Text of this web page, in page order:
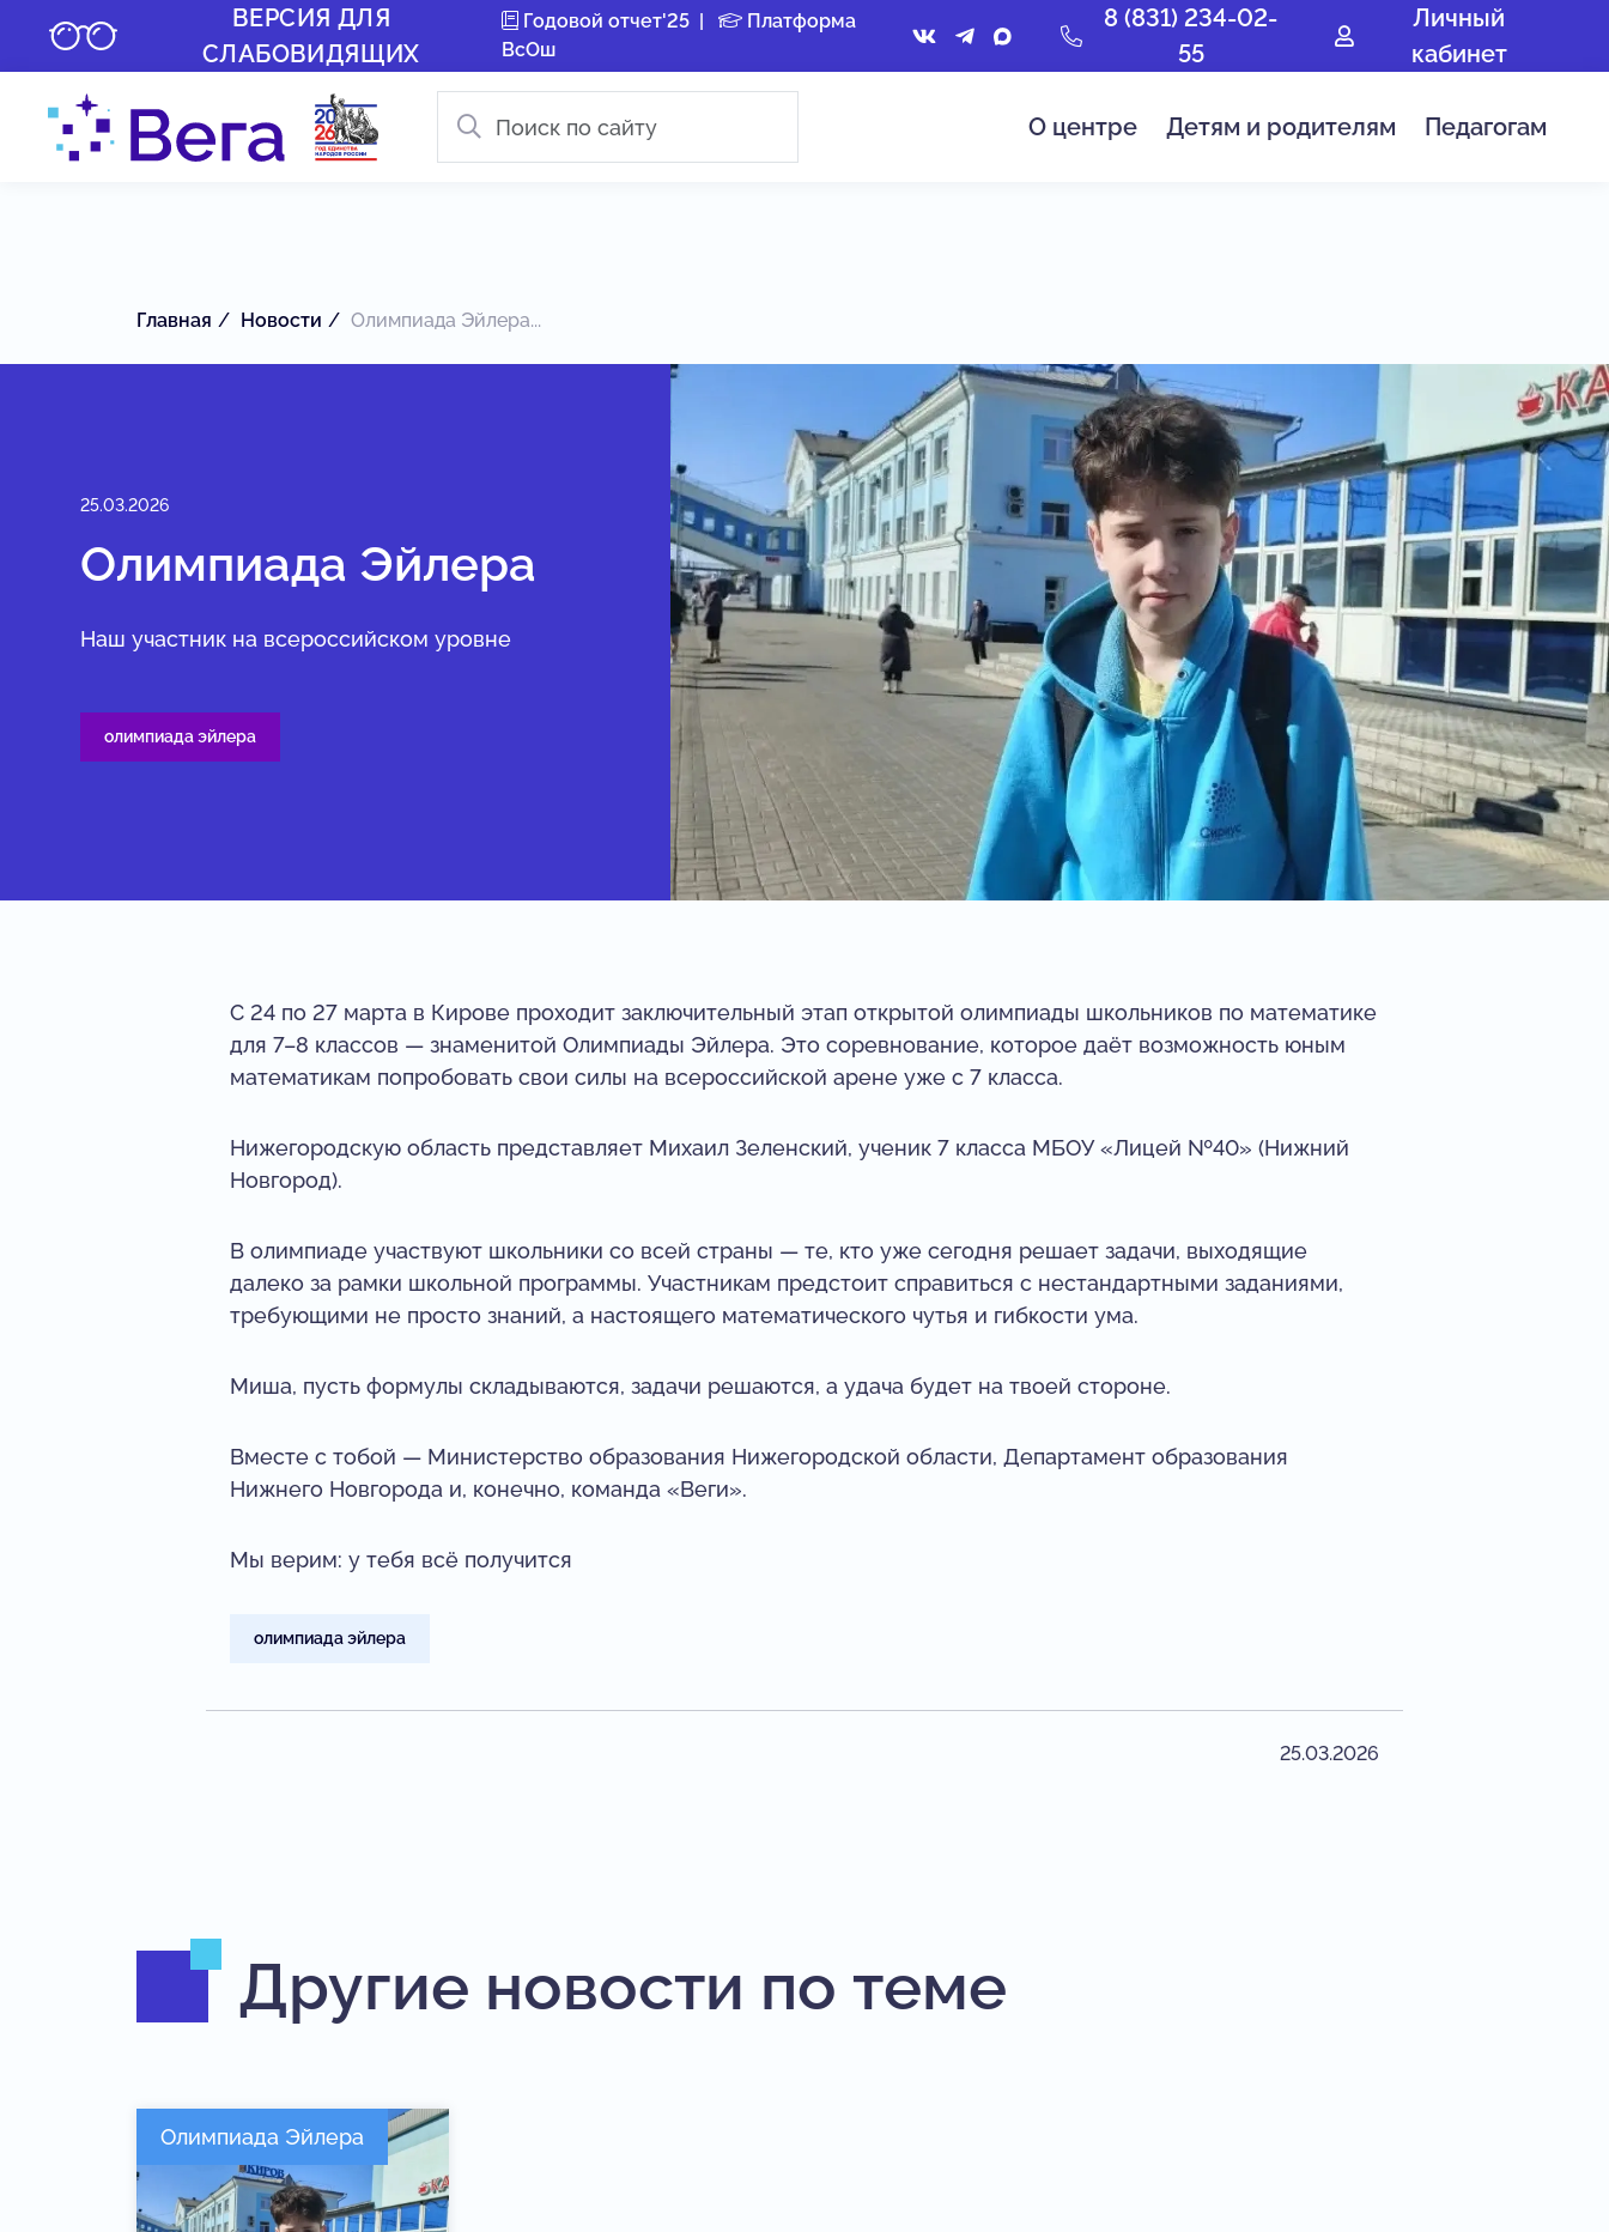
ВЕРСИЯ ДЛЯ
СЛАБОВИДЯЩИХ
Годовой отчет'25|
Платформа
ВсОш
8 (831) 234-02-
55
Личный
кабинет
О центре Детям и родителям Педагогам
Главная Новости Олимпиада Эйлера...
25.03.2026
Олимпиада Эйлера
Наш участник на всероссийском уровне
олимпиада эйлера
С 24 по 27 марта в Кирове проходит заключительный этап открытой олимпиады школьников по математике
для 7–8 классов — знаменитой Олимпиады Эйлера. Это соревнование, которое даёт возможность юным
математикам попробовать свои силы на всероссийской арене уже с 7 класса.
Нижегородскую область представляет Михаил Зеленский, ученик 7 класса МБОУ «Лицей №40» (Нижний
Новгород).
В олимпиаде участвуют школьники со всей страны — те, кто уже сегодня решает задачи, выходящие
далеко за рамки школьной программы. Участникам предстоит справиться с нестандартными заданиями,
требующими не просто знаний, а настоящего математического чутья и гибкости ума.
Миша, пусть формулы складываются, задачи решаются, а удача будет на твоей стороне.
Вместе с тобой — Министерство образования Нижегородской области, Департамент образования
Нижнего Новгорода и, конечно, команда «Веги».
Мы верим: у тебя всё получится
олимпиада эйлера
25.03.2026
Другие новости по теме
Олимпиада Эйлера